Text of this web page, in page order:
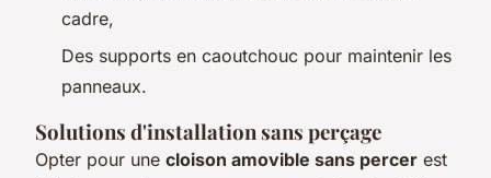
cadre,
Des supports en caoutchouc pour maintenir les
panneaux.
Solutions d'installation sans perçage
Opter pour une cloison amovible sans percer est